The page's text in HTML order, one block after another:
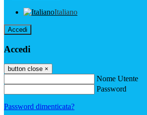
Italiano
Accedi
Accedi
button close ×
Nome Utente
Password
Password dimenticata?